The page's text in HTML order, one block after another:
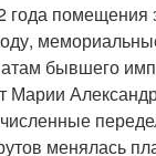
года помещения
бывшего
Марии
менялась